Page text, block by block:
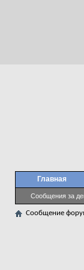
Главная
Сообщения за
Сообщение